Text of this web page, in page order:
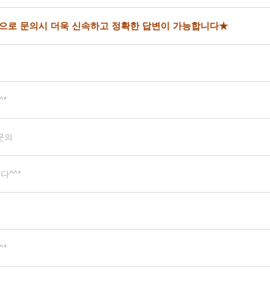
로 문의시 더욱 신속하고 정확한 답변이 가능합니다★
의
^^*